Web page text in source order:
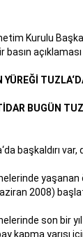
Kurulu
basın açıklaması
YÜREĞİ
BUGÜN
başkaldırı var,
yaşanan
2008)
son bir
kapma yarışı